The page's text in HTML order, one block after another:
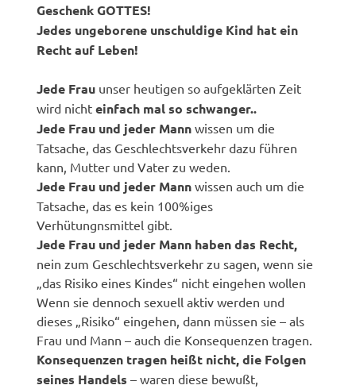
Geschenk GOTTES!
Jedes ungeborene unschuldige Kind hat ein
Recht auf Leben!
Jede Frau unser heutigen so aufgeklärten Zeit
wird nicht einfach mal so schwanger..
Jede Frau und jeder Mann wissen um die
Tatsache, das Geschlechtsverkehr dazu führen
kann, Mutter und Vater zu weden.
Jede Frau und jeder Mannwissen auch um die
Tatsache, das es kein 100%iges
Verhütungnsmittel gibt.
Jede Frau und jeder Mann haben das Recht,
nein zum Geschlechtsverkehr zu sagen, wenn sie
„das Risiko eines Kindes“ nicht eingehen wollen
Wenn sie dennoch sexuell aktiv werden und
dieses „Risiko“ eingehen, dann müssen sie – als
Frau und Mann – auch die Konsequenzen tragen.
Konsequenzen tragen heißt nicht, die Folgen
seines Handels – waren diese bewußt,